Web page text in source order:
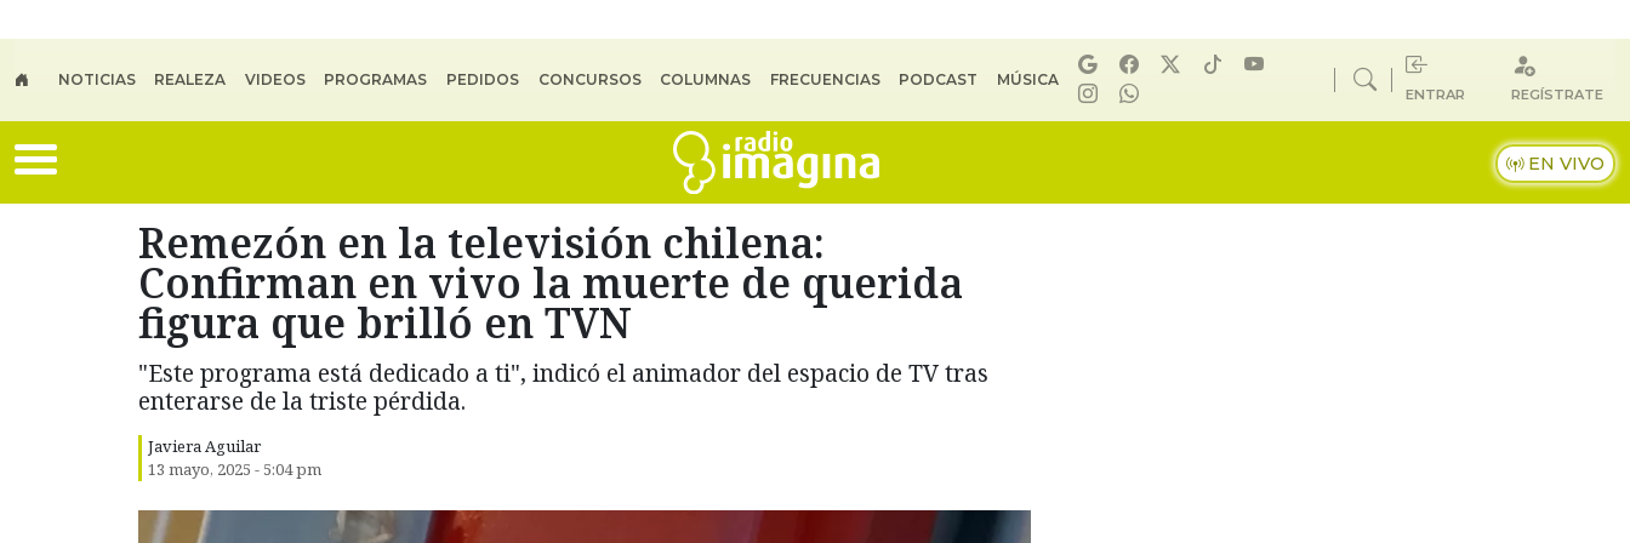
NOTICIAS REALEZA VIDEOS PROGRAMAS PEDIDOS CONCURSOS COLUMNAS FRECUENCIAS PODCAST MÚSICA
ENTRAR REGÍSTRATE
EN VIVO
Remezón en la televisión chilena:
Confirman en vivo la muerte de querida
figura que brilló en TVN
"Este programa está dedicado a ti", indicó el animador del espacio de TV tras
enterarse de la triste pérdida.
Javiera Aguilar
13 mayo, 2025 - 5:04 pm